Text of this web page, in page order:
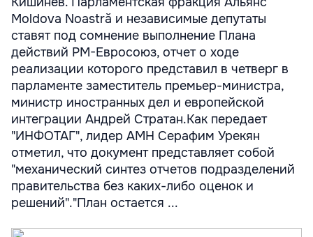
Moldova Noastră и независимые депутаты
ставят под сомнение выполнение Плана
действий РМ-Евросоюз, отчет о ходе
реализации которого представил в четверг в
парламенте заместитель премьер-министра,
министр иностранных дел и европейской
интеграции Андрей Стратан.Как передает
"ИНФОТАГ", лидер АМН Серафим Урекян
отметил, что документ представляет собой
"механический синтез отчетов подразделений
правительства без каких-либо оценок и
решений"."План остается ...